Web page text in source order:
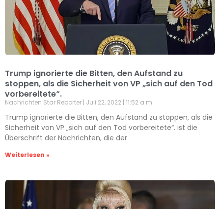
Trump ignorierte die Bitten, den Aufstand zu
stoppen, als die Sicherheit von VP „sich auf den Tod
vorbereitete“.
Nachrichten Star Reporter Juli 22, 2022 11:52 a.m.
Trump ignorierte die Bitten, den Aufstand zu stoppen, als die
Sicherheit von VP „sich auf den Tod vorbereitete“. ist die
Überschrift der Nachrichten, die der
Weiterlesen »